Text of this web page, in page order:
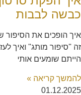
כבשה לבבות
איך הופכים את הסיפור
זה "סיפור מותג" ואיך
הייתם שומעים אותי
להמשך קריאה »
01.12.2025